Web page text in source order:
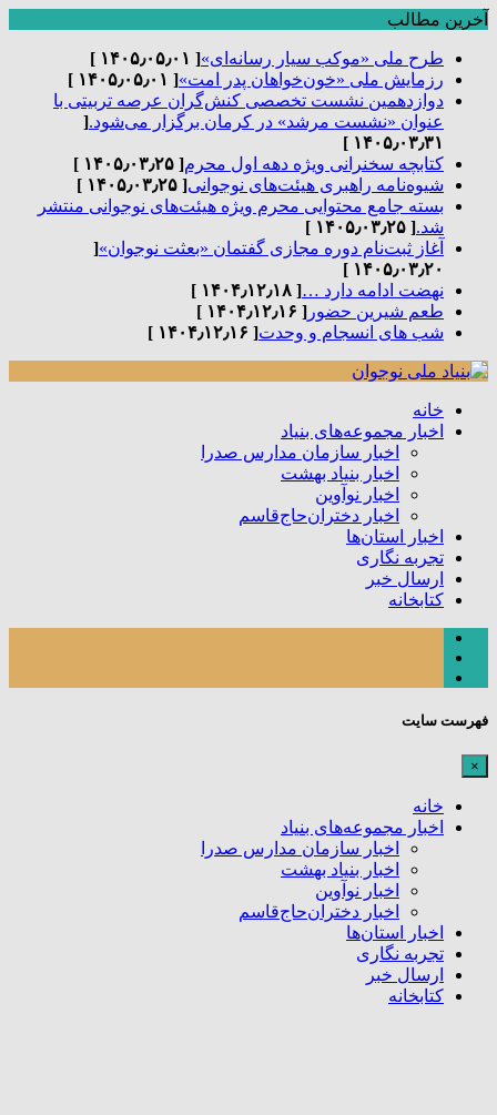
آخرین مطالب
طرح ملی «موکب سیار رسانه‌ای»[ ۱۴۰۵٫۰۵٫۰۱ ]
رزمایش ملی «خون‌خواهان پدر امت»[ ۱۴۰۵٫۰۵٫۰۱ ]
دوازدهمین نشست تخصصی کنش‌گران عرصه تربیتی با
عنوان «نشست مرشد» در کرمان برگزار می‌شود.[
۱۴۰۵٫۰۳٫۳۱ ]
کتابچه سخنرانی ویژه دهه اول محرم[ ۱۴۰۵٫۰۳٫۲۵ ]
شیوه‌نامه راهبری هیئت‌های نوجوانی[ ۱۴۰۵٫۰۳٫۲۵ ]
بسته جامع محتوایی محرم ویژه هیئت‌های نوجوانی منتشر
شد.[ ۱۴۰۵٫۰۳٫۲۵ ]
آغاز ثبت‌نام دوره مجازی گفتمان «بعثت نوجوان»[
۱۴۰۵٫۰۳٫۲۰ ]
نهضت ادامه دارد …[ ۱۴۰۴٫۱۲٫۱۸ ]
طعم شیرین حضور [ ۱۴۰۴٫۱۲٫۱۶ ]
شب های انسجام و وحدت[ ۱۴۰۴٫۱۲٫۱۶ ]
خانه
اخبار مجموعه‌های بنیاد
اخبار سازمان مدارس صدرا
اخبار بنیاد بهشت
اخبار نوآوین
اخبار دختران‌حاج‌قاسم
اخبار استان‌ها
تجربه نگاری
ارسال خبر
کتابخانه
فهرست سایت
×
خانه
اخبار مجموعه‌های بنیاد
اخبار سازمان مدارس صدرا
اخبار بنیاد بهشت
اخبار نوآوین
اخبار دختران‌حاج‌قاسم
اخبار استان‌ها
تجربه نگاری
ارسال خبر
کتابخانه